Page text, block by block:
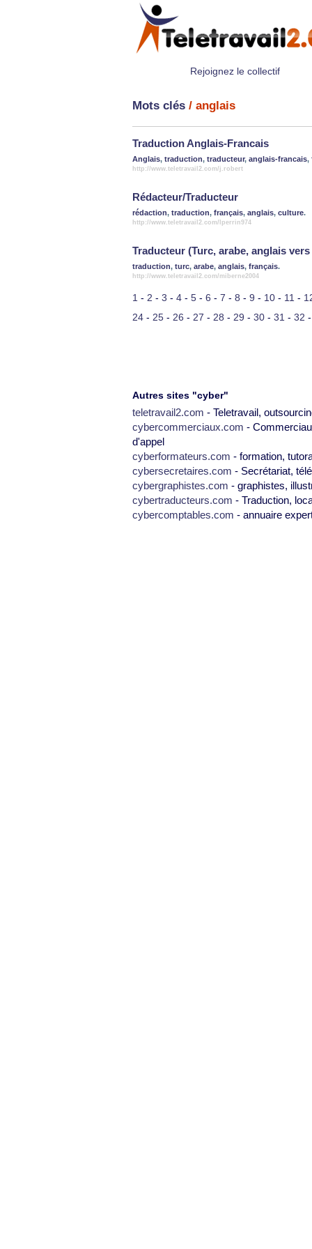
Rejoignez le collectif
Mots clés / anglais
Traduction Anglais-Francais
Anglais, traduction, traducteur, anglais-francais,
http://www.teletravail2.com/j.robert
Rédacteur/Traducteur
rédaction, traduction, français, anglais, culture.
http://www.teletravail2.com/lperrin974
Traducteur (Turc, arabe, anglais
traduction, turc, arabe, anglais, français.
http://www.teletravail2.com/miberne2004
1 - 2 - 3 - 4 - 5 - 6 - 7 - 8 - 9 - 10 - 11 -
24 - 25 - 26 - 27 - 28 - 29 - 30 - 31 - 32
Autres sites "cyber"
teletravail2.com - Teletravail,
cybercommerciaux.com -
d'appel
cyberformateurs.com - formation,
cybersecretaires.com - Secrétariat,
cybergraphistes.com - graphistes,
cybertraducteurs.com - Traduction,
cybercomptables.com - annuaire